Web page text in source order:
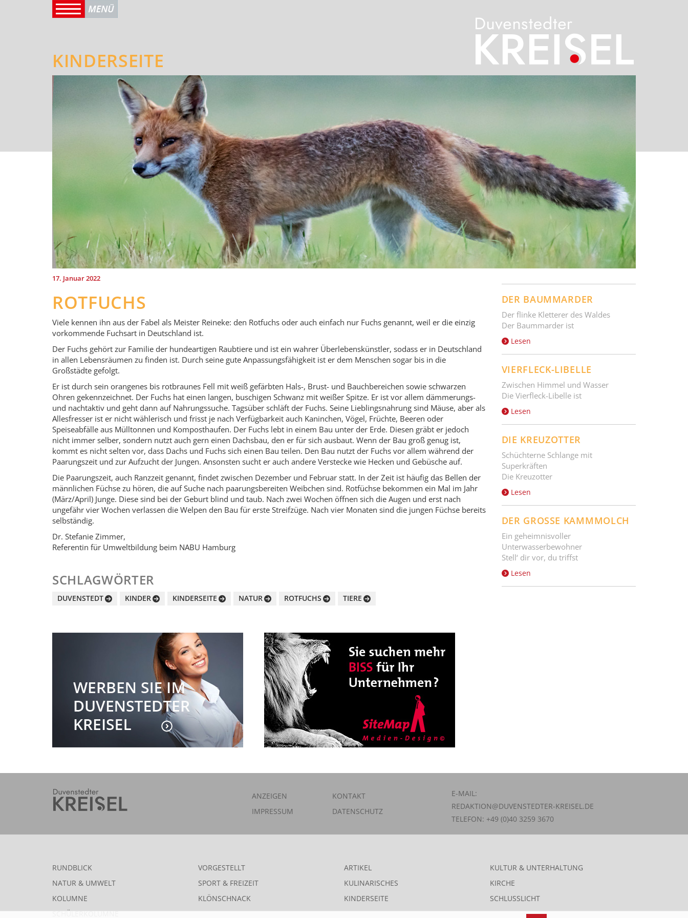
KINDERSEITE
17. Januar 2022
ROTFUCHS
Viele kennen ihn aus der Fabel als Meister Reineke: den Rotfuchs oder auch einfach nur Fuchs genannt, weil er die einzig
vorkommende Fuchsart in Deutschland ist.
Der Fuchs gehört zur Familie der hundeartigen Raubtiere und ist ein wahrer Überlebenskünstler, sodass er in Deutschland
in allen Lebensräumen zu finden ist. Durch seine gute Anpassungsfähigkeit ist er dem Menschen sogar bis in die
Großstädte gefolgt.
Er ist durch sein orangenes bis rotbraunes Fell mit weiß gefärbten Hals-, Brust- und Bauchbereichen sowie schwarzen
Ohren gekennzeichnet. Der Fuchs hat einen langen, buschigen Schwanz mit weißer Spitze. Er ist vor allem dämmerungs-
und nachtaktiv und geht dann auf Nahrungssuche. Tagsüber schläft der Fuchs. Seine Lieblingsnahrung sind Mäuse, aber als
Allesfresser ist er nicht wählerisch und frisst je nach Verfügbarkeit auch Kaninchen, Vögel, Früchte, Beeren oder
Speiseabfälle aus Mülltonnen und Komposthaufen. Der Fuchs lebt in einem Bau unter der Erde. Diesen gräbt er jedoch
nicht immer selber, sondern nutzt auch gern einen Dachsbau, den er für sich ausbaut. Wenn der Bau groß genug ist,
kommt es nicht selten vor, dass Dachs und Fuchs sich einen Bau teilen. Den Bau nutzt der Fuchs vor allem während der
Paarungszeit und zur Aufzucht der Jungen. Ansonsten sucht er auch andere Verstecke wie Hecken und Gebüsche auf.
Die Paarungszeit, auch Ranzzeit genannt, findet zwischen Dezember und Februar statt. In der Zeit ist häufig das Bellen der
männlichen Füchse zu hören, die auf Suche nach paarungsbereiten Weibchen sind. Rotfüchse bekommen ein Mal im Jahr
(März/April) Junge. Diese sind bei der Geburt blind und taub. Nach zwei Wochen öffnen sich die Augen und erst nach
ungefähr vier Wochen verlassen die Welpen den Bau für erste Streifzüge. Nach vier Monaten sind die jungen Füchse bereits
selbständig.
Dr. Stefanie Zimmer,
Referentin für Umweltbildung beim NABU Hamburg
SCHLAGWÖRTER
DUVENSTEDT KINDER KINDERSEITE NATUR ROTFUCHS TIERE
DER BAUMMARDER
Der flinke Kletterer des Waldes
Der Baummarder ist
Lesen
VIERFLECK-LIBELLE
Zwischen Himmel und Wasser
Die Vierfleck-Libelle ist
Lesen
DIE KREUZOTTER
Schüchterne Schlange mit
Superkräften
Die Kreuzotter
Lesen
DER GROSSE KAMMMOLCH
Ein geheimnisvoller
Unterwasserbewohner
Stell‘ dir vor, du triffst
Lesen
ANZEIGEN
KONTAKT
IMPRESSUM
DATENSCHUTZ
E-MAIL:
REDAKTION@DUVENSTEDTER-KREISEL.DE
TELEFON: +49 (0)40 3259 3670
RUNDBLICK VORGESTELLT ARTIKEL
KULTUR & UNTERHALTUNG
NATUR & UMWELT
SPORT & FREIZEIT KULINARISCHES
KIRCHE
KOLUMNE
KLÖNSCHNACK KINDERSEITE
SCHLUSSLICHT
SCHÜLERKOLUMNE